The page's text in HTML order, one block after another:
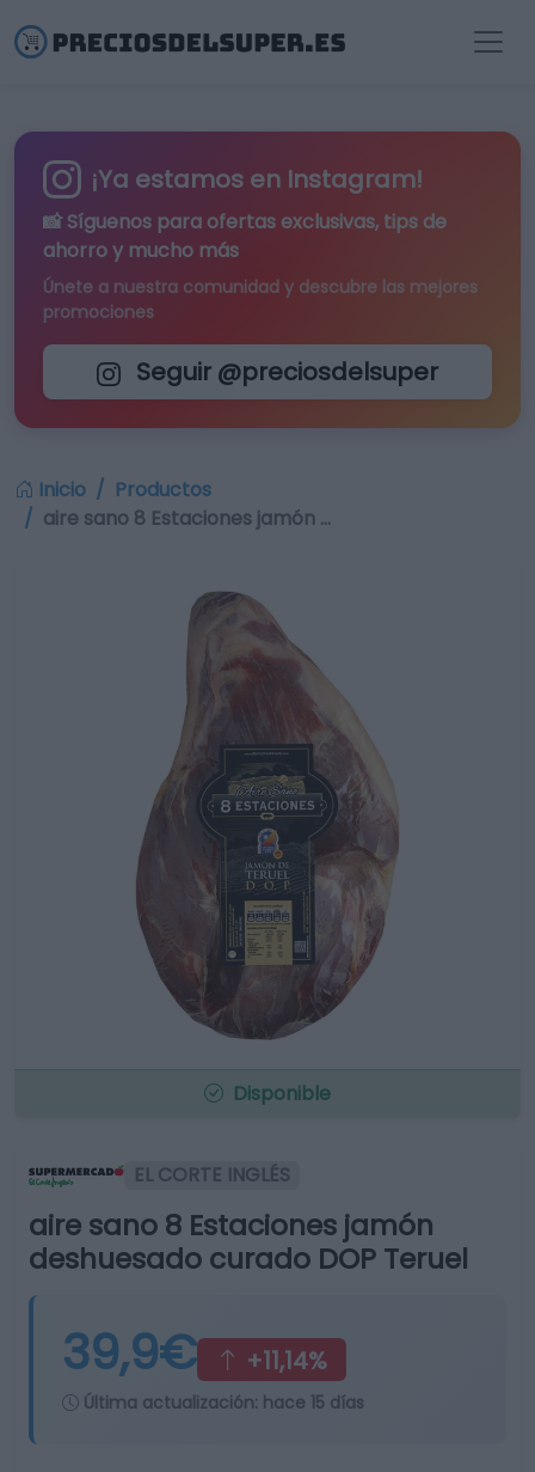
¡Ya estamos en Instagram!
📸 Síguenos para ofertas exclusivas, tips de
ahorro y mucho más
Únete a nuestra comunidad y descubre las mejores
promociones
Seguir @preciosdelsuper
Inicio
Productos
aire sano 8 Estaciones jamón …
Disponible
EL CORTE INGLÉS
aire sano 8 Estaciones jamón
deshuesado curado DOP Teruel
39,9€ +11,14%
Última actualización: hace 15 días